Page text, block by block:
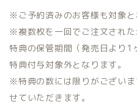
※ご予約済みのお客様も対象と
※複数枚を一回でご注文され
特典の保管期間（発売日より1
特典付与対象外となります。
※特典の数には限りがござい
せていただきます。